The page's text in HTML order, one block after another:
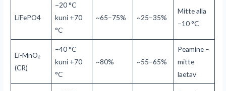
LiFePO4
−20 °C
kuni +70
°C
~65–75% ~25–35%
Mitte alla
−10 °C
Li-MnO₂
(CR)
−40 °C
kuni +70
°C
~80% ~55–65%
Peamine –
mitte
laetav